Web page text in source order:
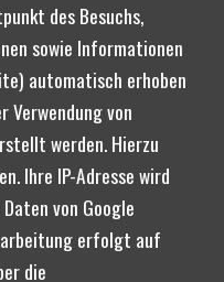
des Besuchs,
sowie Informationen
automatisch erhoben
Verwendung von
werden. Hierzu
Ihre IP-Adresse wird
von Google
erfolgt auf
die